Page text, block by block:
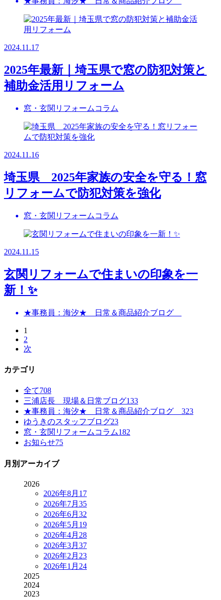
2024.11.17
2025年最新｜埼玉県で窓の防犯対策と
補助金活用リフォーム
窓・玄関リフォームコラム
2024.11.16
埼玉県 2025年家族の安全を守る！窓
リフォームで防犯対策を強化
窓・玄関リフォームコラム
2024.11.15
玄関リフォームで住まいの印象を一
新！✨
★事務員：海汐★ 日常＆商品紹介ブログ
1
2
次
カテゴリ
全て708
三浦店長 現場＆日常ブログ133
★事務員：海汐★ 日常＆商品紹介ブログ 323
ゆうきのスタッフブログ23
窓・玄関リフォームコラム182
お知らせ75
月別アーカイブ
2026
2026年8月 17
2026年7月 35
2026年6月 32
2026年5月 19
2026年4月 28
2026年3月 37
2026年2月 23
2026年1月 24
2025
2024
2023